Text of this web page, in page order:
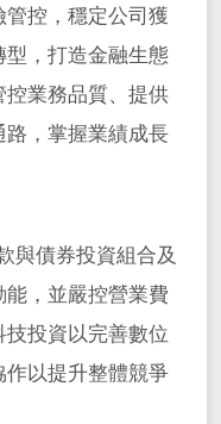
控，穩定公司獲
，打造金融生態
業務品質、提供
，掌握業績成長
與債券投資組合及
，並嚴控營業費
投資以完善數位
以提升整體競爭